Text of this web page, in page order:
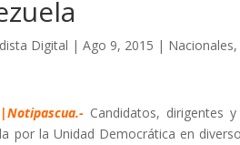
Digital |Ago 9, 2015 | Nacionales,
Candidatos, dirigentes
por la Unidad Democrática en